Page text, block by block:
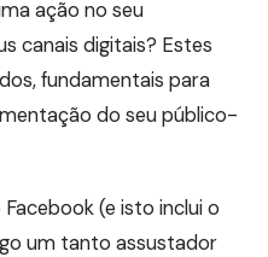
ação no seu
canais digitais? Estes
fundamentais para
do seu público-
(e isto inclui o
um tanto assustador